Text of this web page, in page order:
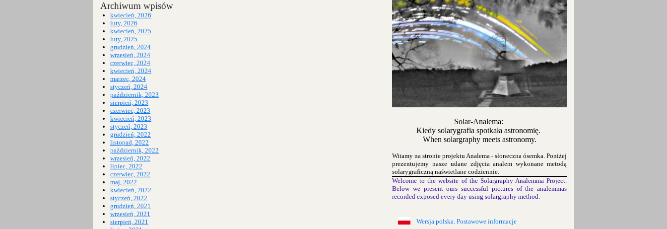
Archiwum wpisów
kwiecień, 2026
luty, 2026
kwiecień, 2025
luty, 2025
grudzień, 2024
wrzesień, 2024
czerwiec, 2024
kwiecień, 2024
marzec, 2024
styczeń, 2024
październik, 2023
sierpień, 2023
czerwiec, 2023
kwiecień, 2023
styczeń, 2023
grudzień, 2022
listopad, 2022
październik, 2022
wrzesień, 2022
lipiec, 2022
czerwiec, 2022
maj, 2022
kwiecień, 2022
styczeń, 2022
grudzień, 2021
wrzesień, 2021
sierpień, 2021
Solar-Analema:
Kiedy solarygrafia spotkała astronomię.
When solargraphy meets astronomy.
Witamy na stronie projektu Analema - słoneczna ósemka. Poniżej
prezentujemy nasze udane zdjęcia analem wykonane metodą
solarygraficzną naświetlane codziennie.
Welcome to the website of the Solargraphy Analemma Project.
Below we present ours successful pictures of the analemmas
recorded exposed every day using solargraphy method.
Wersja polska. Postawowe informacje